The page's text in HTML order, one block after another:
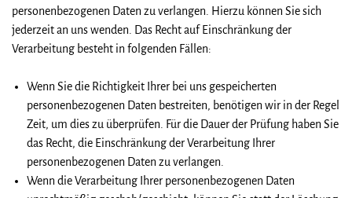
personenbezogenen Daten zu verlangen. Hierzu können Sie sich
jederzeit an uns wenden. Das Recht auf Einschränkung der
Verarbeitung besteht in folgenden Fällen:
Wenn Sie die Richtigkeit Ihrer bei uns gespeicherten
personenbezogenen Daten bestreiten, benötigen wir in der Regel
Zeit, um dies zu überprüfen. Für die Dauer der Prüfung haben Sie
das Recht, die Einschränkung der Verarbeitung Ihrer
personenbezogenen Daten zu verlangen.
Wenn die Verarbeitung Ihrer personenbezogenen Daten